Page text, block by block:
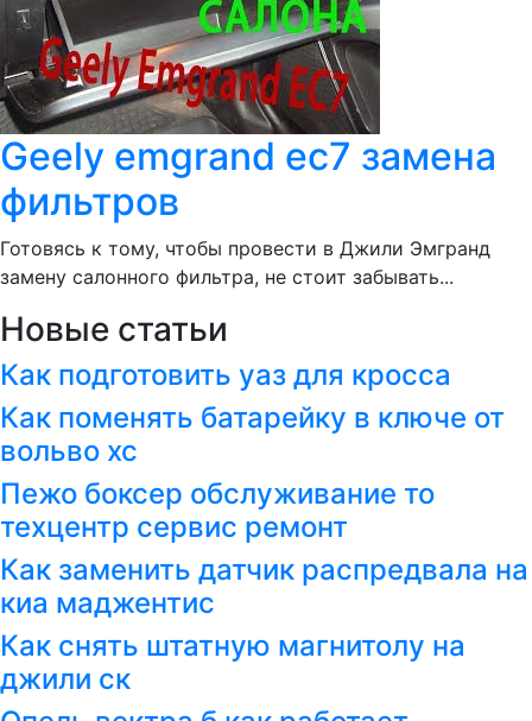
Geely emgrand ec7 замена
фильтров
Готовясь к тому, чтобы провести в Джили Эмгранд
замену салонного фильтра, не стоит забывать...
Новые статьи
Как подготовить уаз для кросса
Как поменять батарейку в ключе от
вольво хс
Пежо боксер обслуживание то
техцентр сервис ремонт
Как заменить датчик распредвала на
киа маджентис
Как снять штатную магнитолу на
джили ск